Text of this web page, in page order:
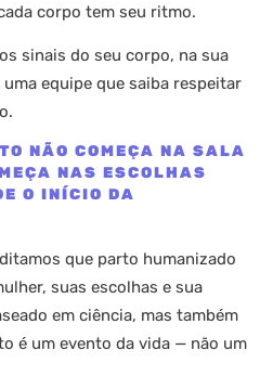
corpo tem seu ritmo.
sinais do seu corpo, na sua
equipe que saiba respeitar
NÃO COMEÇA NA SALA
NAS ESCOLHAS
O INÍCIO DA
que parto humanizado
suas escolhas e sua
em ciência, mas também
é um evento da vida — não um